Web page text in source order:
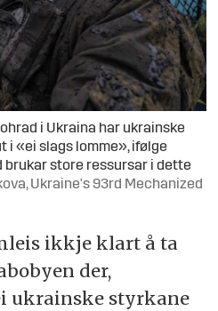
i Ukraina har ukrainske
i «ei slags lomme», ifølge
brukar store ressursar i dette
Ukraine's 93rd Mechanized
ikkje klart å ta
der,
ukrainske styrkane